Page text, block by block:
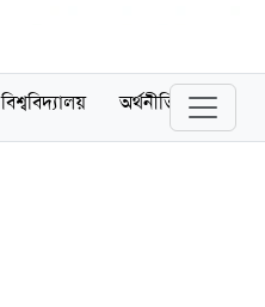
বিশ্ববিদ্যালয় অর্থনীতি